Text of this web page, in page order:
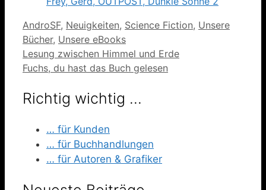
Kategorien
AndroSF, Neuigkeiten, Science Fiction, Unsere
Bücher, Unsere eBooks
Lesung zwischen Himmel und Erde
Fuchs, du hast das Buch gelesen
Richtig wichtig …
… für Kunden
… für Buchhandlungen
… für Autoren & Grafiker